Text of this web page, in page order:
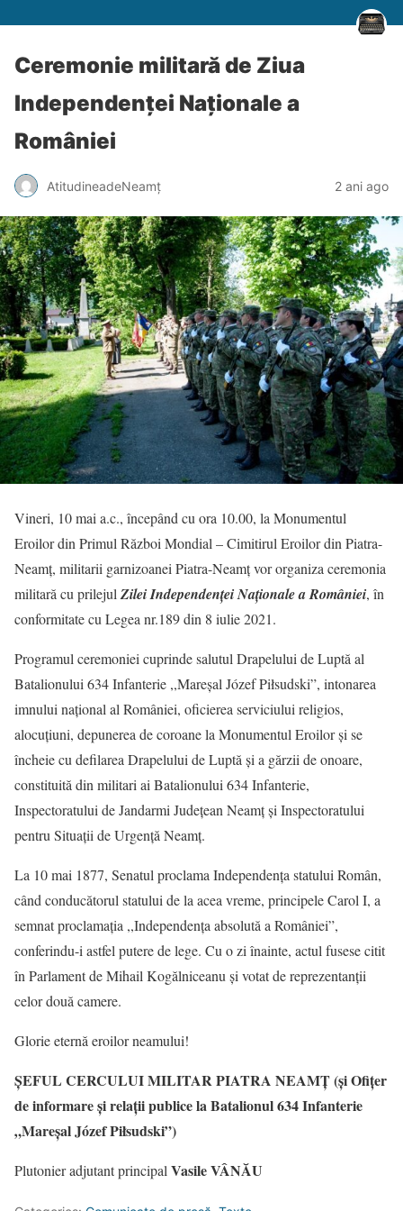
Ceremonie militară de Ziua
Independenței Naționale a
României
AtitudineadeNeamț 2 ani ago
Vineri, 10 mai a.c., începând cu ora 10.00, la Monumentul
Eroilor din Primul Război Mondial – Cimitirul Eroilor din Piatra-
Neamţ, militarii garnizoanei Piatra-Neamţ vor organiza ceremonia
militară cu prilejulZilei Independenţei Naţionale a României, în
conformitate cu Legea nr.189 din 8 iulie 2021.
Programul ceremoniei cuprinde salutul Drapelului de Luptă al
Batalionului 634 Infanterie ,,Mareşal Józef Piłsudski”, intonarea
imnului naţional al României, oficierea serviciului religios,
alocuţiuni, depunerea de coroane la Monumentul Eroilor şi se
încheie cu defilarea Drapelului de Luptă şi a gărzii de onoare,
constituită din militari ai Batalionului 634 Infanterie,
Inspectoratului de Jandarmi Judeţean Neamţ şi Inspectoratului
pentru Situaţii de Urgenţă Neamţ.
La 10 mai 1877, Senatul proclama Independenţa statului Român,
când conducătorul statului de la acea vreme, principele Carol I, a
semnat proclamaţia ,,Independenţa absolută a României”,
conferindu-i astfel putere de lege. Cu o zi înainte, actul fusese citit
în Parlament de Mihail Kogălniceanu şi votat de reprezentanţii
celor două camere.
Glorie eternă eroilor neamului!
ŞEFUL CERCULUI MILITAR PIATRA NEAMŢ(şi Ofiţer
de informare şi relaţii publice la Batalionul 634 Infanterie
„Mareşal Józef Piłsudski”)
Plutonier adjutant principalVasile VÂNĂU